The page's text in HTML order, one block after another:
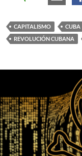
CAPITALISMO CUBA
REVOLUCIÓN CUBANA